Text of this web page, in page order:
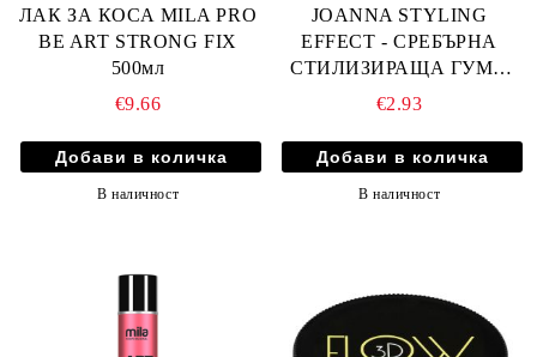
ЛАК ЗА КОСА MILA PRO
BE ART STRONG FIX
500мл
€9.66
В наличност
JOANNA STYLING
EFFECT - СРЕБЪРНА
СТИЛИЗИРАЩА ГУМА
ЗА КОСА 100гр
€2.93
В наличност